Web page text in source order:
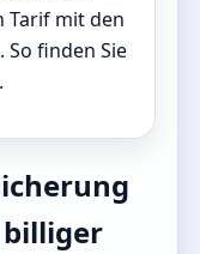
Tarif mit den
finden Sie